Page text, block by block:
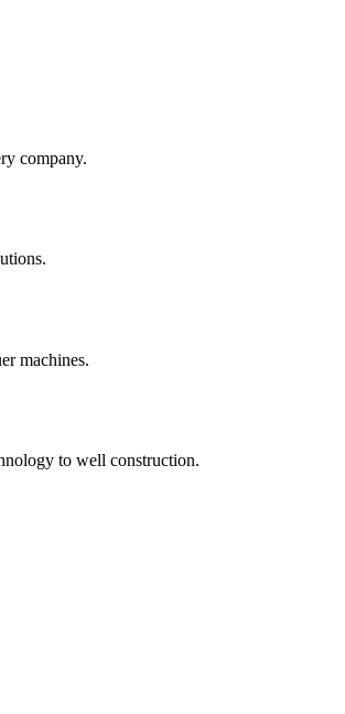
company.
machines.
to well construction.